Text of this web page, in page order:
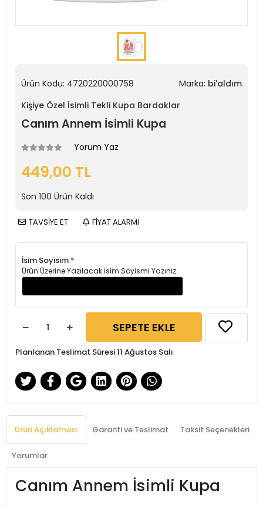
Ürün Kodu: 4720220000758 Marka: bi'aldım
Kişiye Özel İsimli Tekli Kupa Bardaklar
Canım Annem İsimli Kupa
Yorum Yaz
449,00 TL
Son 100 Ürün Kaldı
TAVSİYE ET FİYAT ALARMI
İsim Soyisim *
Ürün Üzerine Yazılacak İsim Soyismi Yazınız
SEPETE EKLE
Planlanan Teslimat Süresi 11 Ağustos Salı
Ürün Açıklaması Garanti ve Teslimat Taksit Seçenekleri
Yorumlar
Canım Annem İsimli Kupa